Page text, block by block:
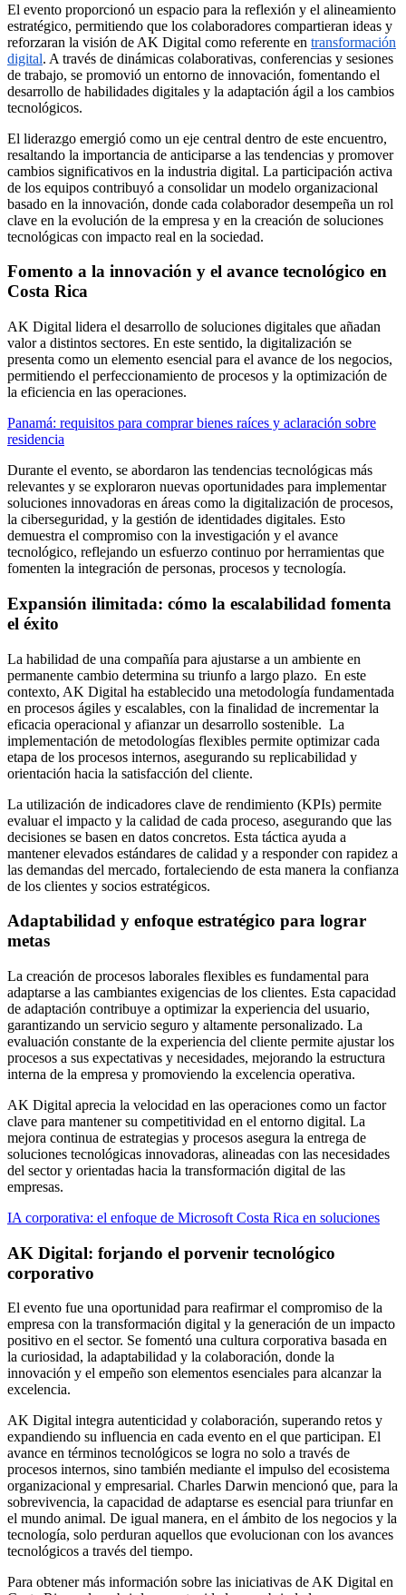
El evento proporcionó un espacio para la reflexión y el alineamiento
estratégico, permitiendo que los colaboradores compartieran ideas y
reforzaran la visión de AK Digital como referente en transformación
digital. A través de dinámicas colaborativas, conferencias y sesiones
de trabajo, se promovió un entorno de innovación, fomentando el
desarrollo de habilidades digitales y la adaptación ágil a los cambios
tecnológicos.
El liderazgo emergió como un eje central dentro de este encuentro,
resaltando la importancia de anticiparse a las tendencias y promover
cambios significativos en la industria digital. La participación activa
de los equipos contribuyó a consolidar un modelo organizacional
basado en la innovación, donde cada colaborador desempeña un rol
clave en la evolución de la empresa y en la creación de soluciones
tecnológicas con impacto real en la sociedad.
Fomento a la innovación y el avance tecnológico en
Costa Rica
AK Digital lidera el desarrollo de soluciones digitales que añadan
valor a distintos sectores. En este sentido, la digitalización se
presenta como un elemento esencial para el avance de los negocios,
permitiendo el perfeccionamiento de procesos y la optimización de
la eficiencia en las operaciones.
Panamá: requisitos para comprar bienes raíces y aclaración sobre
residencia
Durante el evento, se abordaron las tendencias tecnológicas más
relevantes y se exploraron nuevas oportunidades para implementar
soluciones innovadoras en áreas como la digitalización de procesos,
la ciberseguridad, y la gestión de identidades digitales. Esto
demuestra el compromiso con la investigación y el avance
tecnológico, reflejando un esfuerzo continuo por herramientas que
fomenten la integración de personas, procesos y tecnología.
Expansión ilimitada: cómo la escalabilidad fomenta
el éxito
La habilidad de una compañía para ajustarse a un ambiente en
permanente cambio determina su triunfo a largo plazo. En este
contexto, AK Digital ha establecido una metodología fundamentada
en procesos ágiles y escalables, con la finalidad de incrementar la
eficacia operacional y afianzar un desarrollo sostenible. La
implementación de metodologías flexibles permite optimizar cada
etapa de los procesos internos, asegurando su replicabilidad y
orientación hacia la satisfacción del cliente.
La utilización de indicadores clave de rendimiento (KPIs) permite
evaluar el impacto y la calidad de cada proceso, asegurando que las
decisiones se basen en datos concretos. Esta táctica ayuda a
mantener elevados estándares de calidad y a responder con rapidez a
las demandas del mercado, fortaleciendo de esta manera la confianza
de los clientes y socios estratégicos.
Adaptabilidad y enfoque estratégico para lograr
metas
La creación de procesos laborales flexibles es fundamental para
adaptarse a las cambiantes exigencias de los clientes. Esta capacidad
de adaptación contribuye a optimizar la experiencia del usuario,
garantizando un servicio seguro y altamente personalizado. La
evaluación constante de la experiencia del cliente permite ajustar los
procesos a sus expectativas y necesidades, mejorando la estructura
interna de la empresa y promoviendo la excelencia operativa.
AK Digital aprecia la velocidad en las operaciones como un factor
clave para mantener su competitividad en el entorno digital. La
mejora continua de estrategias y procesos asegura la entrega de
soluciones tecnológicas innovadoras, alineadas con las necesidades
del sector y orientadas hacia la transformación digital de las
empresas.
IA corporativa: el enfoque de Microsoft Costa Rica en soluciones
AK Digital: forjando el porvenir tecnológico
corporativo
El evento fue una oportunidad para reafirmar el compromiso de la
empresa con la transformación digital y la generación de un impacto
positivo en el sector. Se fomentó una cultura corporativa basada en
la curiosidad, la adaptabilidad y la colaboración, donde la
innovación y el empeño son elementos esenciales para alcanzar la
excelencia.
AK Digital integra autenticidad y colaboración, superando retos y
expandiendo su influencia en cada evento en el que participan. El
avance en términos tecnológicos se logra no solo a través de
procesos internos, sino también mediante el impulso del ecosistema
organizacional y empresarial. Charles Darwin mencionó que, para la
sobrevivencia, la capacidad de adaptarse es esencial para triunfar en
el mundo animal. De igual manera, en el ámbito de los negocios y la
tecnología, solo perduran aquellos que evolucionan con los avances
tecnológicos a través del tiempo.
Para obtener más información sobre las iniciativas de AK Digital en